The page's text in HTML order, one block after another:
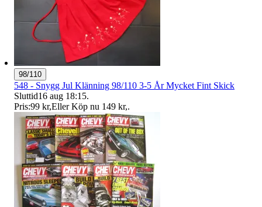
98/110
548 - Snygg Jul Klänning 98/110 3-5 År Mycket Fint Skick
Sluttid16 aug 18:15.
Pris:99 kr,Eller Köp nu 149 kr,.